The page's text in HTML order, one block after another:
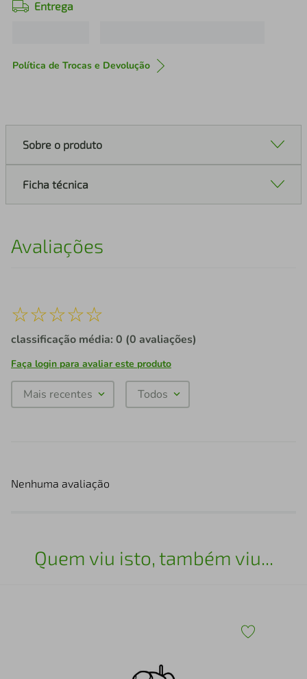
Entrega
Política de Trocas e Devolução
Sobre o produto
Ficha técnica
Avaliações
☆☆☆☆☆
classificação média: 0 (0 avaliações)
Faça login para avaliar este produto
Mais recentes Todos
Nenhuma avaliação
Quem viu isto, também viu...